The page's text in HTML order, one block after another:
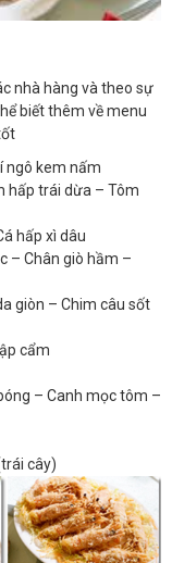
nhà hàng và theo sự
biết thêm về menu
ngô kem nấm
hấp trái dừa – Tôm
hấp xì dâu
– Chân giò hầm –
giòn – Chim câu sốt
cẩm
– Canh mọc tôm –
cây)